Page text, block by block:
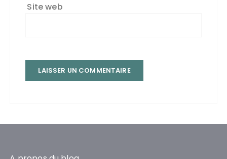
Site web